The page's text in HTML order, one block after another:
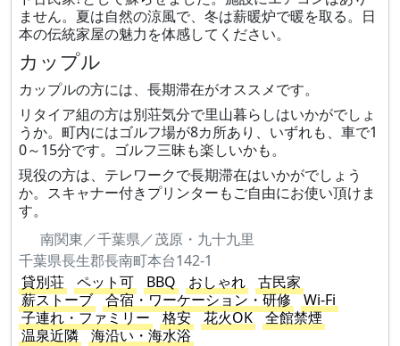
ません。夏は自然の涼風で、冬は薪暖炉で暖を取る。日
本の伝統家屋の魅力を体感してください。
カップル
カップルの方には、長期滞在がオススメです。
リタイア組の方は別荘気分で里山暮らしはいかがでしょ
うか。町内にはゴルフ場が8カ所あり、いずれも、車で1
0～15分です。ゴルフ三昧も楽しいかも。
現役の方は、テレワークで長期滞在はいかがでしょう
か。スキャナー付きプリンターもご自由にお使い頂けま
す。
南関東／千葉県／茂原・九十九里
千葉県長生郡長南町本台142-1
貸別荘
ペット可 BBQ おしゃれ
古民家
薪ストーブ
合宿・ワーケーション・研修
Wi-Fi
子連れ・ファミリー
格安 花火OK
全館禁煙
温泉近隣
海沿い・海水浴